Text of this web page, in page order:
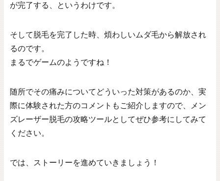
が完了する、というわけです。
そして脱毛を完了した時、煩わしいムダ毛から解放され
るのです。
まるでゲームのようですね！
随所でその痛みについてどういった対策があるのか、実
際に体験された方のコメントもご紹介しますので、メン
ズレーザー脱毛の攻略ツールとしてぜひ参考にしてみて
ください。
では、ストーリーを進めていきましょう！